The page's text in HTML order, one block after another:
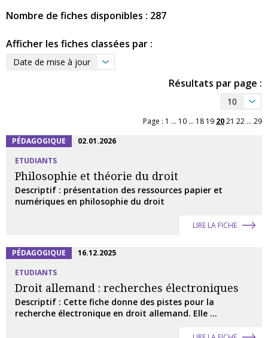
Nombre de fiches disponibles : 287
Afficher les fiches classées par :
Date de mise à jour
Résultats par page :
10
Page : 1 ... 10 ... 18 19 2021 22 ... 29
PÉDAGOGIQUE
02.01.2026
ETUDIANTS
Philosophie et théorie du droit
Descriptif : présentation des ressources papier et
numériques en philosophie du droit
LIRE LA FICHE
PÉDAGOGIQUE
16.12.2025
ETUDIANTS
Droit allemand : recherches électroniques
Descriptif : Cette fiche donne des pistes pour la
recherche électronique en droit allemand. Elle ...